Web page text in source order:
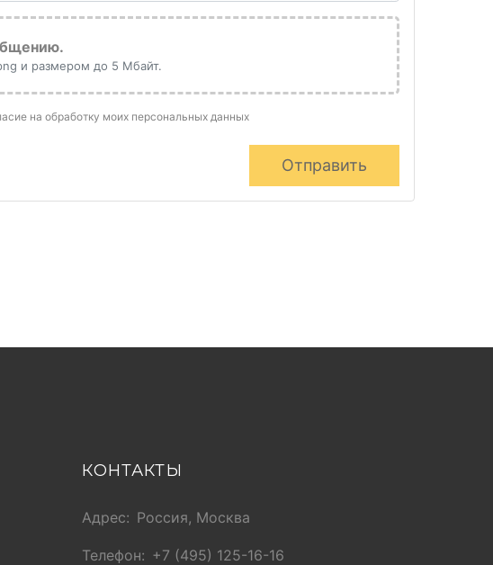
и размером до 5 Мбайт.
на обработку моих персональных данных
Отправить
КОНТАКТЫ
Адрес Россия, Москва
Телефон +7 (495) 125-16-16